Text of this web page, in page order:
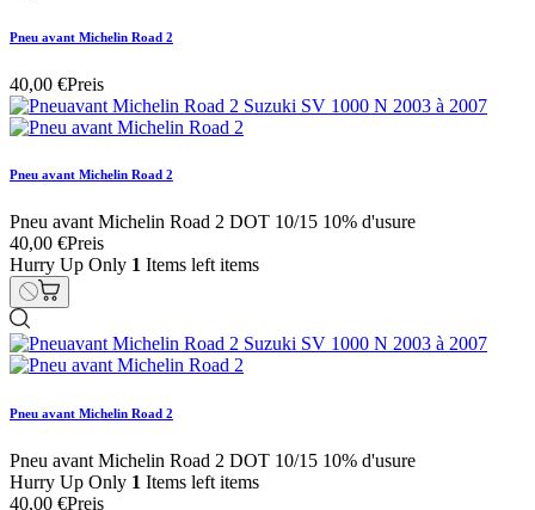
Pneu avant Michelin Road 2
40,00 €Preis
Pneu avant Michelin Road 2
Pneu avant Michelin Road 2 DOT 10/15 10% d'usure
40,00 €Preis
Hurry Up Only 1 Items left items
Pneu avant Michelin Road 2
Pneu avant Michelin Road 2 DOT 10/15 10% d'usure
Hurry Up Only 1 Items left items
40,00 €Preis